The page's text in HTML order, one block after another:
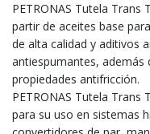
PETRONAS Tutela
partir de aceites base
de alta calidad y aditivos
antiespumantes, además
propiedades antifricción.
PETRONAS Tutela
para su uso en sistemas